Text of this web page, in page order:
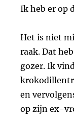
Ik heb er op
Het is niet
raak. Dat
gozer. Ik
en
op zijn ex-